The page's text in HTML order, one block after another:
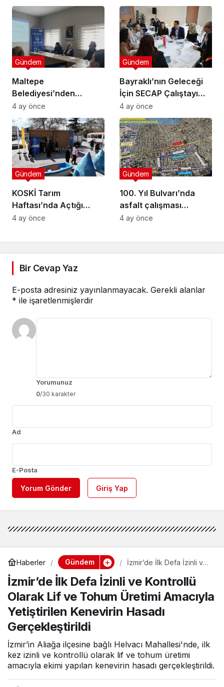
Maltepe
Belediyesi’nden
Muhtarlara Toplumsal
Cinsiyet Eşitliği
Semineri
Gündem
4 ay önce
Bayraklı’nın Geleceği
İçin SECAP Çalıştayı
Düzenlendi
Gündem
4 ay önce
KOSKİ Tarım
Haftası’nda Açtığı
Stantta Su Tasarrufu
Gündem
4 ay önce
100. Yıl Bulvarı’nda
asfalt çalışması
gerçekleştirilecek
Gündem
4 ay önce
Bir Cevap Yaz
E-posta adresiniz yayınlanmayacak. Gerekli alanlar
* ile işaretlenmişlerdir
Yorumunuz
0/30 karakter
Ad
E-Posta
Yorum Gönder Giriş Yap
Haberler Gündem
İzmir’de İlk Defa İzinli ve
Tohum Üretimi Amacıyla
Yetiştirilen Kenevirin
Hasadı Gerçekleştirildi
İzmir’de İlk Defa İzinli ve Kontrollü
Olarak Lif ve Tohum Üretimi Amacıyla
Yetiştirilen Kenevirin Hasadı
Gerçekleştirildi
İzmir’in Aliağa ilçesine bağlı Helvacı Mahallesi'nde, ilk
kez izinli ve kontrollü olarak lif ve tohum üretimi
amacıyla ekimi yapılan kenevirin hasadı gerçekleştirildi.